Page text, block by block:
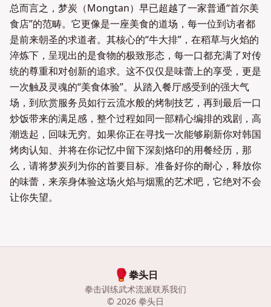
总而言之，梦炭（Mongtan）早已超越了一家普通“首尔美
食店”的范畴。它更像是一座美食的道场，每一位到访者都
是前来朝圣的求道者。其核心的“牛大排”，在稻草与火焰的
淬炼下，呈现出的是食物的极致形态，每一口都充满了对传
统的尊重和对创新的追求。这不仅仅是味蕾上的享受，更是
一次触及灵魂的“美食体验”。从踏入餐厅感受到的强大气
场，到欣赏服务员如行云流水般的烤制技艺，再到最后一口
炒饭带来的满足感，整个过程如同一部精心编排的戏剧，高
潮迭起，回味无穷。如果你正在寻找一次能够刷新你对韩国
烤肉认知、并将在你记忆中留下深刻烙印的用餐经历，那
么，请将梦炭列为你的首要目标。准备好你的耐心，释放你
的味蕾，来亲身体验这场火焰与烟熏的艺术吧，它绝对不会
让你失望。
🥊拳头日
拳击训练武术流派联系我们
© 2026 拳头日